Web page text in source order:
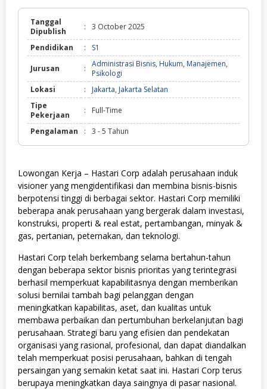
Tanggal
Dipublish
: 3 October 2025
Pendidikan : S1
Jurusan : Administrasi Bisnis, Hukum, Manajemen,
Psikologi
Lokasi
: Jakarta, Jakarta Selatan
Tipe
Pekerjaan
: Full-Time
Pengalaman : 3 - 5 Tahun
Lowongan Kerja – Hastari Corp adalah perusahaan induk
visioner yang mengidentifikasi dan membina bisnis-bisnis
berpotensi tinggi di berbagai sektor. Hastari Corp memiliki
beberapa anak perusahaan yang bergerak dalam investasi,
konstruksi, properti & real estat, pertambangan, minyak &
gas, pertanian, peternakan, dan teknologi.
Hastari Corp telah berkembang selama bertahun-tahun
dengan beberapa sektor bisnis prioritas yang terintegrasi
berhasil memperkuat kapabilitasnya dengan memberikan
solusi bernilai tambah bagi pelanggan dengan
meningkatkan kapabilitas, aset, dan kualitas untuk
membawa perbaikan dan pertumbuhan berkelanjutan bagi
perusahaan. Strategi baru yang efisien dan pendekatan
organisasi yang rasional, profesional, dan dapat diandalkan
telah memperkuat posisi perusahaan, bahkan di tengah
persaingan yang semakin ketat saat ini. Hastari Corp terus
berupaya meningkatkan daya saingnya di pasar nasional.